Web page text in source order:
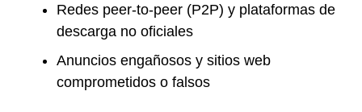
Redes peer-to-peer (P2P) y plataformas de
descarga no oficiales
Anuncios engañosos y sitios web
comprometidos o falsos